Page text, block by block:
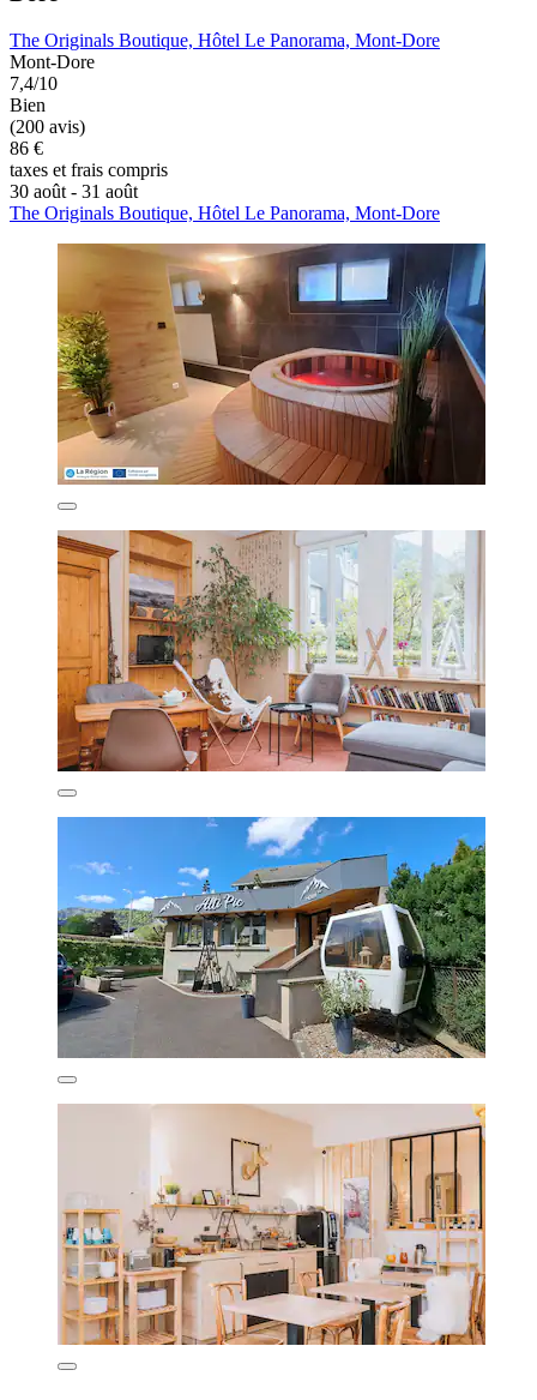
The Originals Boutique, Hôtel Le Panorama, Mont-Dore
Mont-Dore
7,4/10
Bien
(200 avis)
86 €
taxes et frais compris
30 août - 31 août
The Originals Boutique, Hôtel Le Panorama, Mont-Dore